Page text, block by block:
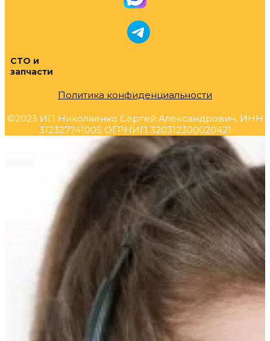
СТО и
запчасти
Политика конфиденциальности
©2023 ИП Николаенко Сергей Александрович, ИНН
312327741005 ОГРНИП 320312300020421